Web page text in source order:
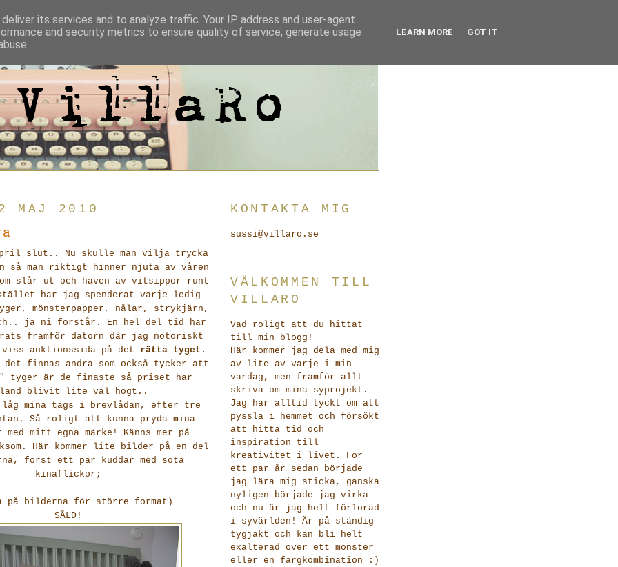
2 MAJ 2010
slut.. Nu skulle man vilja trycka
så man riktigt hinner njuta av våren
slår ut och haven av vitsippor runt
har jag spenderat varje ledig
mönsterpapper, nålar, strykjärn,
ja ni förstår. En hel del tid har
framför datorn där jag notoriskt
viss auktionssida på det rätta tyget.
det finnas andra som också tycker att
tyger är de finaste så priset har
blivit lite väl högt..
låg mina tags i brevlådan, efter tre
Så roligt att kunna pryda mina
mitt egna märke! Känns mer på
Här kommer lite bilder på en del
först ett par kuddar med söta
kinaflickor;
på bilderna för större format)
SÅLD!
KONTAKTA MIG
sussi@villaro.se
VÄLKOMMEN TILL
VILLARO
Vad roligt att du hittat
till min blogg!
Här kommer jag dela med mig
av lite av varje i min
vardag, men framför allt
skriva om mina syprojekt.
Jag har alltid tyckt om att
pyssla i hemmet och försökt
att hitta tid och
inspiration till
kreativitet i livet. För
ett par år sedan började
jag lära mig sticka, ganska
nyligen började jag virka
och nu är jag helt förlorad
i syvärlden! Är på ständig
tygjakt och kan bli helt
exalterad över ett mönster
eller en färgkombination :)
its services and to analyze traffic. Your IP address and user-agent
and security metrics to ensure quality of service, generate usage
LEARN MORE GOT IT